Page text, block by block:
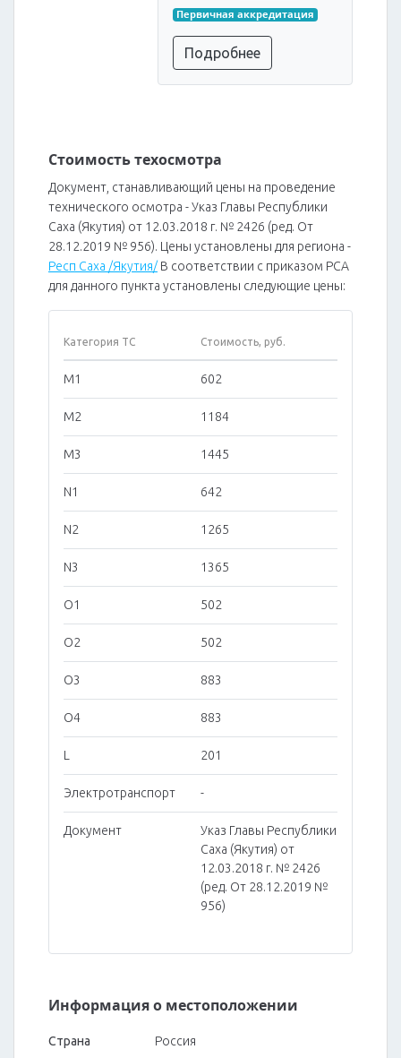
Первичная аккредитация
Подробнее
Стоимость техосмотра
Документ, станавливающий цены на проведение
технического осмотра - Указ Главы Республики
Саха (Якутия) от 12.03.2018 г. № 2426 (ред. От
28.12.2019 № 956). Цены установлены для региона -
Респ Саха /Якутия/ В соответствии с приказом РСА
для данного пункта установлены следующие цены:
Категория ТС Стоимость, руб.
M1 602
M2 1184
M3 1445
N1 642
N2 1265
N3 1365
O1 502
O2 502
O3 883
O4 883
L 201
Электротранспорт -
Документ
Указ Главы Республики
Саха (Якутия) от
12.03.2018 г. № 2426
(ред. От 28.12.2019 №
956)
Информация о местоположении
Страна Россия